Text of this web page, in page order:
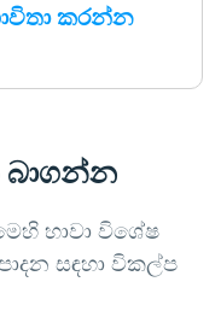
කරන්න
බාගන්න
හාවා විශේෂ
සඳහා විකල්ප